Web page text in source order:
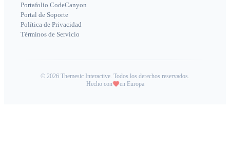
Portafolio CodeCanyon
Portal de Soporte
Política de Privacidad
Términos de Servicio
© 2026 Themesic Interactive. Todos los derechos reservados.
Hecho con
en Europa